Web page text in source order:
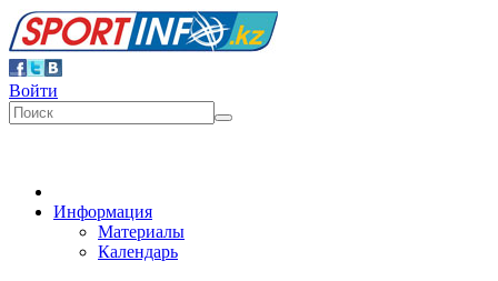
Войти
Информация
Материалы
Календарь